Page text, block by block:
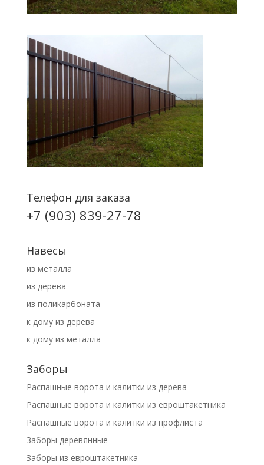
Телефон для заказа
+7 (903) 839-27-78
Навесы
из металла
из дерева
из поликарбоната
к дому из дерева
к дому из металла
Заборы
Распашные ворота и калитки из дерева
Распашные ворота и калитки из евроштакетника
Распашные ворота и калитки из профлиста
Заборы деревянные
Заборы из евроштакетника